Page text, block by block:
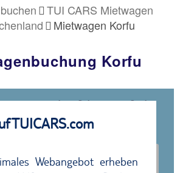
TUI CARS Mietwagen
Mietwagen Korfu
Korfu